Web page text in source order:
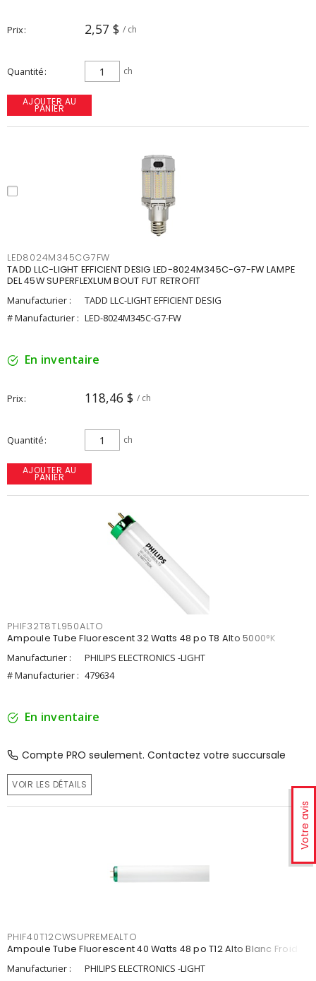
Votre avis
Prix 2,57 $ / ch
Quantité ch
AJOUTER AU
PANIER
LED8024M345CG7FW
TADD LLC-LIGHT EFFICIENT DESIG LED-8024M345C-G7-FW LAMPE
DEL 45W SUPERFLEXLUM BOUT FUT RETROFIT
Manufacturier :
TADD LLC-LIGHT EFFICIENT DESIG
# Manufacturier : LED-8024M345C-G7-FW
En inventaire
Prix 118,46 $ / ch
Quantité ch
AJOUTER AU
PANIER
PHIF32T8TL950ALTO
Ampoule Tube Fluorescent 32 Watts 48 po T8 Alto 5000°K
Manufacturier :
PHILIPS ELECTRONICS -LIGHT
# Manufacturier : 479634
En inventaire
Compte PRO seulement. Contactez votre succursale
VOIR LES DÉTAILS
PHIF40T12CWSUPREMEALTO
Ampoule Tube Fluorescent 40 Watts 48 po T12 Alto Blanc Froid
Manufacturier :
PHILIPS ELECTRONICS -LIGHT